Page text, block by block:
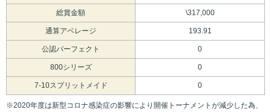
総賞金額 \317,000
通算アベレージ 193.91
公認パーフェクト 0
800シリーズ 0
7-10スプリットメイド 0
※2020年度は新型コロナ感染症の影響により開催トーナメントが減少した為、